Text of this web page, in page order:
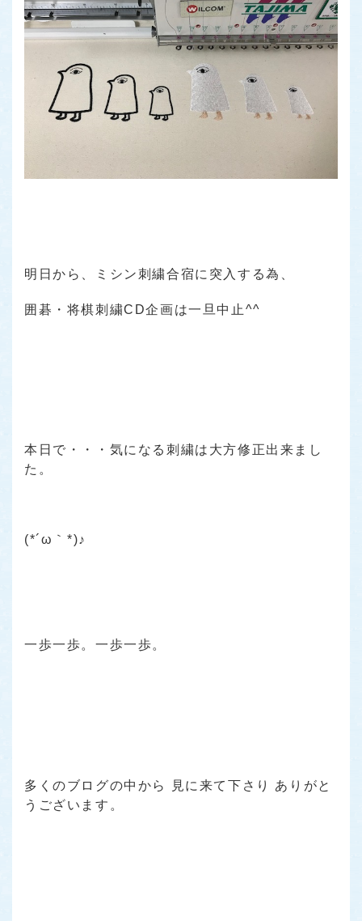
明日から、ミシン刺繍合宿に突入する為、
囲碁・将棋刺繍CD企画は一旦中止^^
本日で・・・気になる刺繍は大方修正出来まし
た。
(*´ω｀*)♪
一歩一歩。一歩一歩。
多くのブログの中から 見に来て下さり ありがと
うございます。